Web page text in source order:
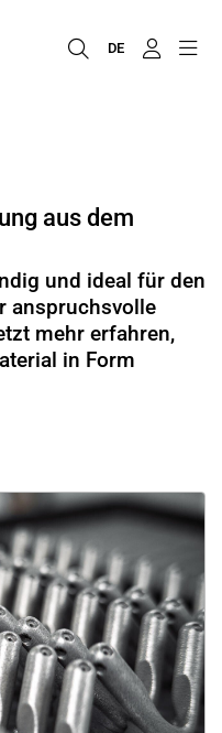
DE
aus dem
und ideal für den
anspruchsvolle
mehr erfahren,
in Form